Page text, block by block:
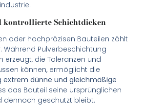
kontrollierte Schichtdicken
oder hochpräzisen Bauteilen zählt
Während Pulverbeschichtung
erzeugt, die Toleranzen und
können, ermöglicht die
extrem dünne und gleichmäßige
das Bauteil seine ursprünglichen
dennoch geschützt bleibt.